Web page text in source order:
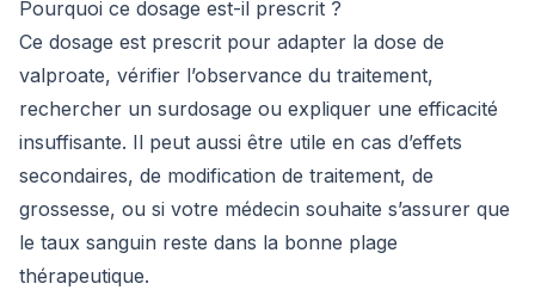
Pourquoi ce dosage est-il prescrit ?
Ce dosage est prescrit pour adapter la dose de
valproate, vérifier l’observance du traitement,
rechercher un surdosage ou expliquer une efficacité
insuffisante. Il peut aussi être utile en cas d’effets
secondaires, de modification de traitement, de
grossesse, ou si votre médecin souhaite s’assurer que
le taux sanguin reste dans la bonne plage
thérapeutique.